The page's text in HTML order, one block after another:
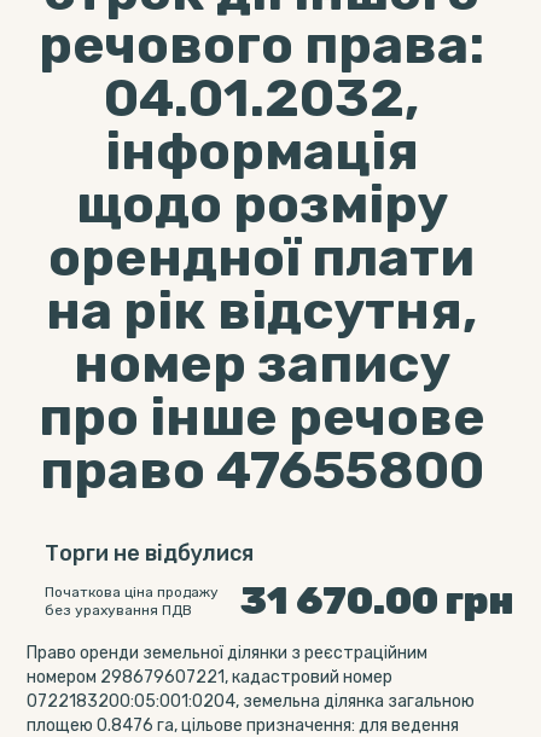
речового права:
04.01.2032,
інформація
щодо розміру
орендної плати
на рік відсутня,
номер запису
про інше речове
право 47655800
Торги не відбулися
Початкова ціна продажу
без урахування ПДВ
31 670.00 грн
Право оренди земельної ділянки з реєстраційним
номером 298679607221, кадастровий номер
0722183200:05:001:0204, земельна ділянка загальною
площею 0.8476 га, цільове призначення: для ведення